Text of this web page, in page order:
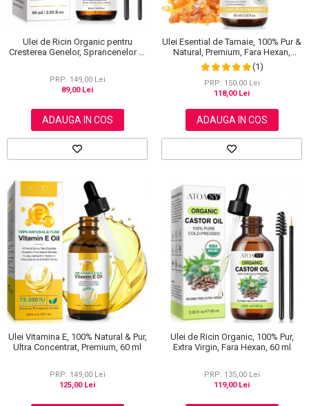
Ulei de Ricin Organic pentru
Cresterea Genelor, Sprancenelor si
PRP: 149,00 Lei
89,00 Lei
ADAUGA IN COS
Ulei Esential de Tamaie, 100% Pur &
Natural, Premium, Fara Hexan,
NOVA KISS®, 60 ml
(1)
PRP: 150,00 Lei
118,00 Lei
ADAUGA IN COS
Ulei Vitamina E, 100% Natural & Pur,
Ultra Concentrat, Premium, 60 ml
PRP: 149,00 Lei
125,00 Lei
Ulei de Ricin Organic, 100% Pur,
Extra Virgin, Fara Hexan, 60 ml
PRP: 135,00 Lei
119,00 Lei